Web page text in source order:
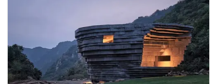
bendera, kegiatan sambang DDS ini juga
dimanfaatkan sebagai sarana deteksi dini (early
warning) guna mengantisipasi potensi gangguan
keamanan dan ketertiban masyarakat
(Kamtibmas) di lingkungan tempat tinggal warga.
Melalui interaksi langsung tersebut,
Bhabinkamtibmas dapat menghimpun informasi
awal terkait situasi sosial, potensi kerawanan,